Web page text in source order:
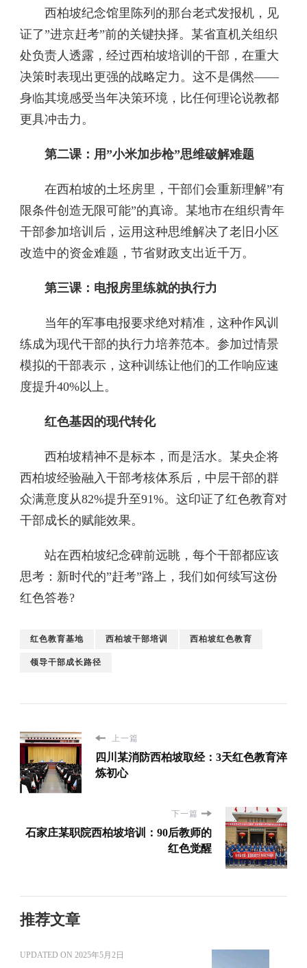
西柏坡纪念馆里陈列的那台老式发报机，见
证了”进京赶考”前的关键抉择。某省直机关组织
处负责人透露，经过西柏坡培训的干部，在重大
决策时表现出更强的战略定力。这不是偶然——
身临其境感受当年决策环境，比任何理论说教都
更具冲击力。
第二课：用”小米加步枪”思维破解难题
在西柏坡的土坯房里，干部们会重新理解”有
限条件创造无限可能”的真谛。某地市在组织青年
干部参加培训后，运用这种思维解决了老旧小区
改造中的资金难题，节省财政支出近千万。
第三课：电报房里练就的执行力
当年的军事电报要求绝对精准，这种作风训
练成为现代干部的执行力培养范本。参加过情景
模拟的干部表示，这种训练让他们的工作响应速
度提升40%以上。
红色基因的现代转化
西柏坡精神不是标本，而是活水。某央企将
西柏坡经验融入干部考核体系后，中层干部的群
众满意度从82%提升至91%。这印证了红色教育对
干部成长的赋能效果。
站在西柏坡纪念碑前远眺，每个干部都应该
思考：新时代的”赶考”路上，我们如何续写这份
红色答卷?
红色教育基地 西柏坡干部培训 西柏坡红色教育
领导干部成长路径
上一篇
四川某消防西柏坡取经：3天红色教育淬
炼初心
下一篇
石家庄某职院西柏坡培训：90后教师的
红色觉醒
推荐文章
UPDATED ON 2025年5月2日